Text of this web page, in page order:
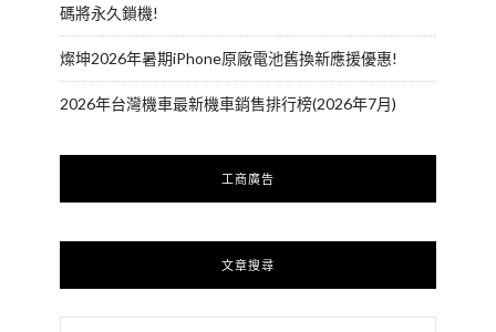
碼將永久鎖機!
燦坤2026年暑期iPhone原廠電池舊換新應援優惠!
2026年台灣機車最新機車銷售排行榜(2026年7月)
工商廣告
文章搜尋